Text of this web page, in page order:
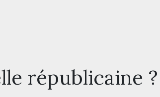
républicaine